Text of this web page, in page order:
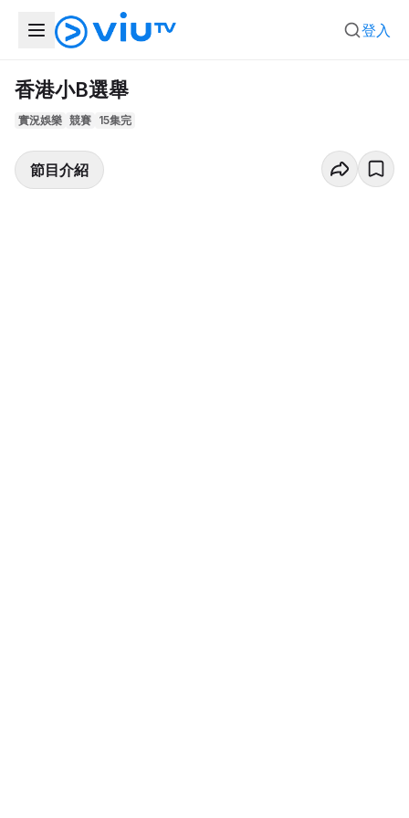
登入
香港小B選舉
實況娛樂 競賽 15集完
節目介紹